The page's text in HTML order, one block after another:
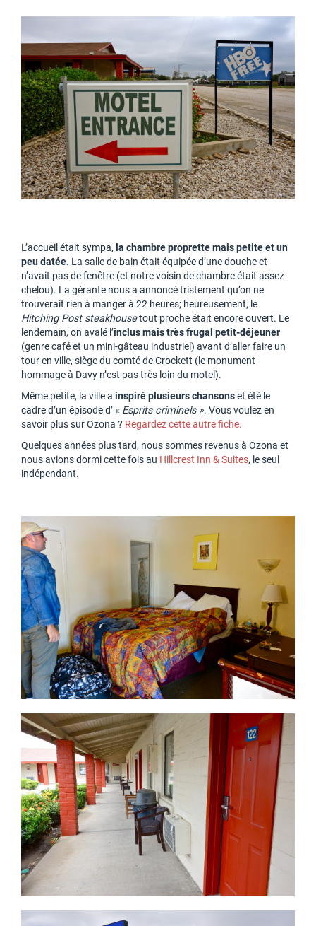
L’accueil était sympa, la chambre proprette mais petite et un
peu datée. La salle de bain était équipée d’une douche et
n’avait pas de fenêtre (et notre voisin de chambre était assez
chelou). La gérante nous a annoncé tristement qu’on ne
trouverait rien à manger à 22 heures; heureusement, le
Hitching Post steakhousetout proche était encore ouvert. Le
lendemain, on avalé l’inclus mais très frugal petit-déjeuner
(genre café et un mini-gâteau industriel) avant d’aller faire un
tour en ville, siège du comté de Crockett (le monument
hommage à Davy n’est pas très loin du motel).
Même petite, la ville a inspiré plusieurs chansonset été le
cadre d’un épisode d’ « Esprits criminels ». Vous voulez en
savoir plus sur Ozona ? Regardez cette autre fiche.
Quelques années plus tard, nous sommes revenus à Ozona et
nous avions dormi cette fois au Hillcrest Inn & Suites, le seul
indépendant.